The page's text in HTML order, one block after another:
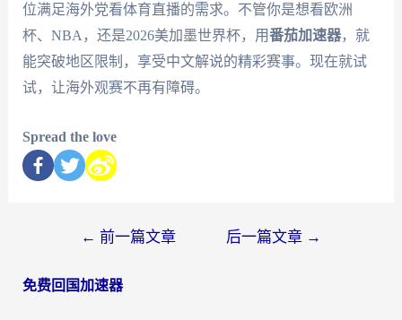
位满足海外党看体育直播的需求。不管你是想看欧洲
杯、NBA，还是2026美加墨世界杯，用番茄加速器，就
能突破地区限制，享受中文解说的精彩赛事。现在就试
试，让海外观赛不再有障碍。
Spread the love
← 前一篇文章 后一篇文章 →
免费回国加速器